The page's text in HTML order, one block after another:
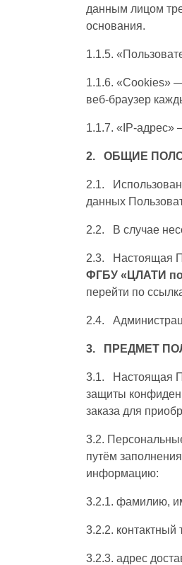
данным лицом
основания.
1.1.5.
1.1.6. «Cookies»
веб-браузер
1.1.7. «IP-адрес»
2. ОБЩИЕ
2.1.
данных
2.2. В случае
2.3. Настоящая
ФГБУ «ЦЛАТИ
перейти по
2.4.
3. ПРЕДМЕТ
3.1. Настоящая
защиты
заказа для
3.2.
путём
информацию:
3.2.1. фамилию,
3.2.2. контактный
3.2.3. адрес